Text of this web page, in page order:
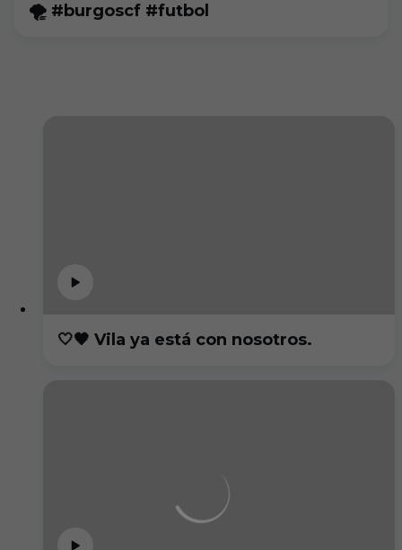
🌪️ #burgoscf #futbol
🤍🖤 Vila ya está con nosotros.